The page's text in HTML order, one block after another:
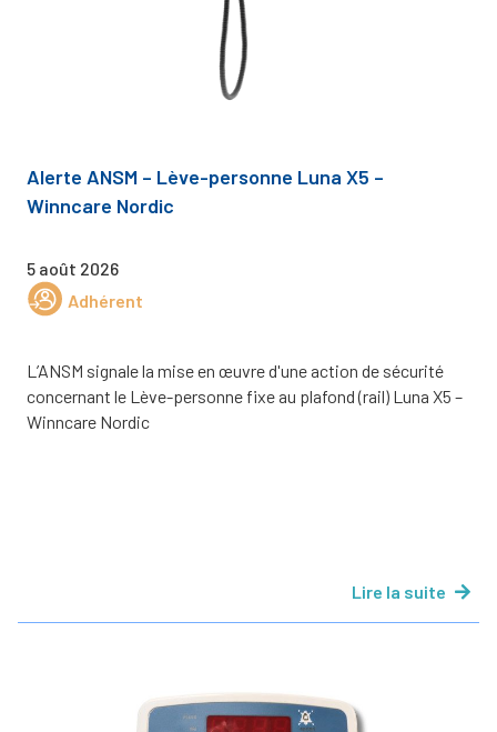
Alerte ANSM – Lève-personne Luna X5 –
Winncare Nordic
5 août 2026
Adhérent
L’ANSM signale la mise en œuvre d'une action de sécurité
concernant le Lève-personne fixe au plafond (rail) Luna X5 –
Winncare Nordic
Lire la suite